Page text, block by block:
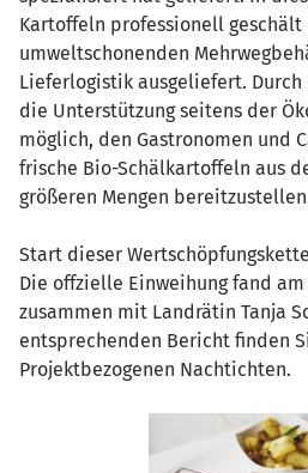
Kartoffeln professionell
umweltschonenden
Lieferlogistik ausgeliefert.
die Unterstützung seitens der
möglich, den Gastronomen und
frische Bio-Schälkartoffeln aus
größeren Mengen
Start dieser
Die offzielle Einweihung fand am
zusammen mit Landrätin Tanja
entsprechenden Bericht finden
Projektbezogenen Nachtichten.